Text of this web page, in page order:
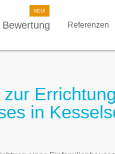
Bewertung Referenzen
in